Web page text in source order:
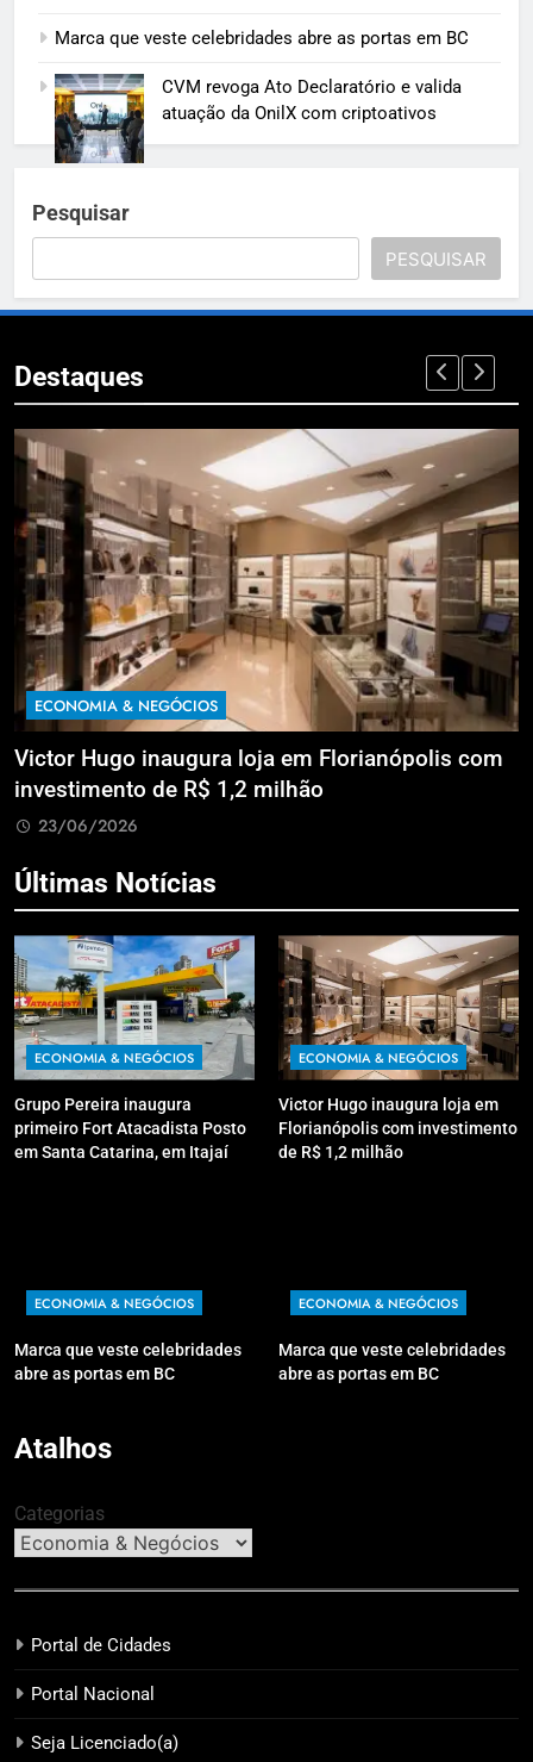
Marca que veste celebridades abre as portas em BC
CVM revoga Ato Declaratório e valida
atuação da OnilX com criptoativos
Pesquisar
PESQUISAR
Destaques
ECONOMIA & NEGÓCIOS
Victor Hugo inaugura loja em Florianópolis com
investimento de R$ 1,2 milhão
23/06/2026
Últimas Notícias
ECONOMIA & NEGÓCIOS
Grupo Pereira inaugura
primeiro Fort Atacadista Posto
em Santa Catarina, em Itajaí
ECONOMIA & NEGÓCIOS
Victor Hugo inaugura loja em
Florianópolis com investimento
de R$ 1,2 milhão
ECONOMIA & NEGÓCIOS
Marca que veste celebridades
abre as portas em BC
ECONOMIA & NEGÓCIOS
Marca que veste celebridades
abre as portas em BC
Atalhos
Categorias
Portal de Cidades
Portal Nacional
Seja Licenciado(a)